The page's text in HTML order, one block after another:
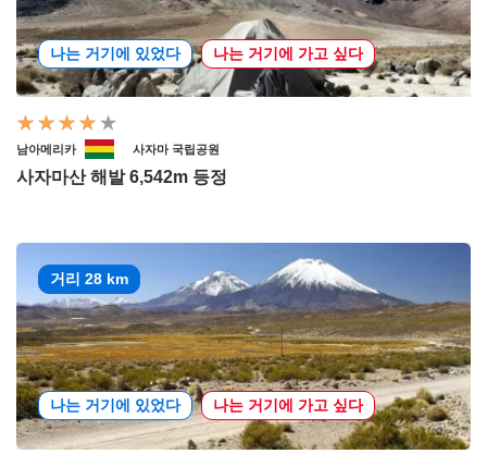
나는 거기에 있었다 나는 거기에 가고 싶다
남아메리카 사자마 국립공원
사자마산 해발 6,542m 등정
거리 28 km
나는 거기에 있었다 나는 거기에 가고 싶다